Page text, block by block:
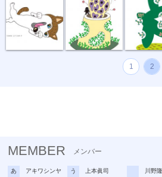
1 2
MEMBER メンバー
あ
アキワシンヤ
う
上本眞司
川野